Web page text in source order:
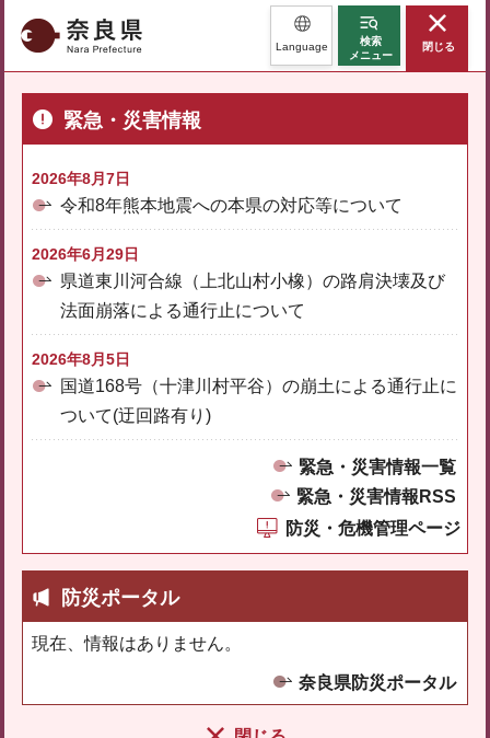
奈良県 Language
検索
メニュー
閉じる
緊急・災害情報
2026年8月7日
令和8年熊本地震への本県の対応等について
2026年6月29日
県道東川河合線（上北山村小橡）の路肩決壊及び
法面崩落による通行止について
2026年8月5日
国道168号（十津川村平谷）の崩土による通行止に
ついて(迂回路有り)
緊急・災害情報一覧
緊急・災害情報RSS
防災・危機管理ページ
防災ポータル
現在、情報はありません。
奈良県防災ポータル